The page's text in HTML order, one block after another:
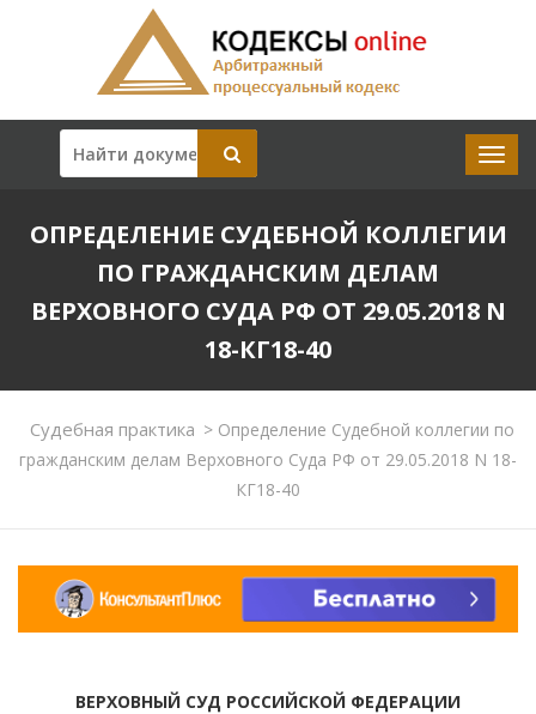
ОПРЕДЕЛЕНИЕ СУДЕБНОЙ КОЛЛЕГИИ
ПО ГРАЖДАНСКИМ ДЕЛАМ
ВЕРХОВНОГО СУДА РФ ОТ 29.05.2018 N
18-КГ18-40
Судебная практика > Определение Судебной коллегии по
гражданским делам Верховного Суда РФ от 29.05.2018 N 18-
КГ18-40
ВЕРХОВНЫЙ СУД РОССИЙСКОЙ ФЕДЕРАЦИИ